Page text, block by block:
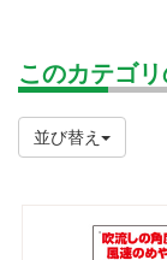
このカテゴ
並び替え